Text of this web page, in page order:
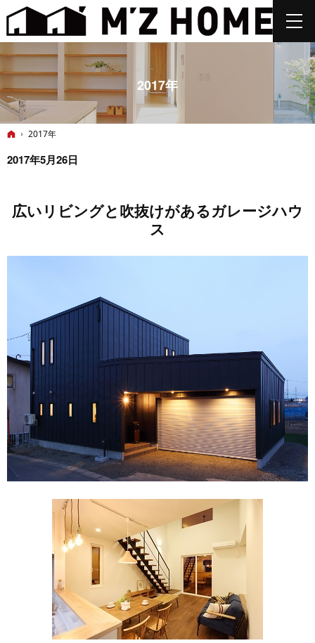
2017年
ホーム
2017年
2017年5月26日
広いリビングと吹抜けがあるガレージハウ
ス